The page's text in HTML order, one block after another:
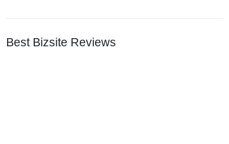
Best Bizsite Reviews